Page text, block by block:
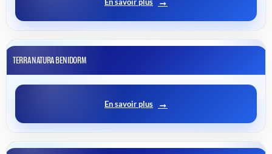
TERRA NATURA BENIDORM
En savoir plus